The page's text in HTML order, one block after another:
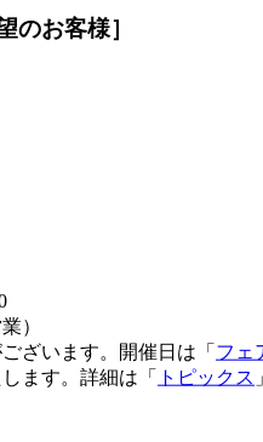
のお客様］
）
ざいます。開催日は「 フェ
ます。詳細は「
トピックス